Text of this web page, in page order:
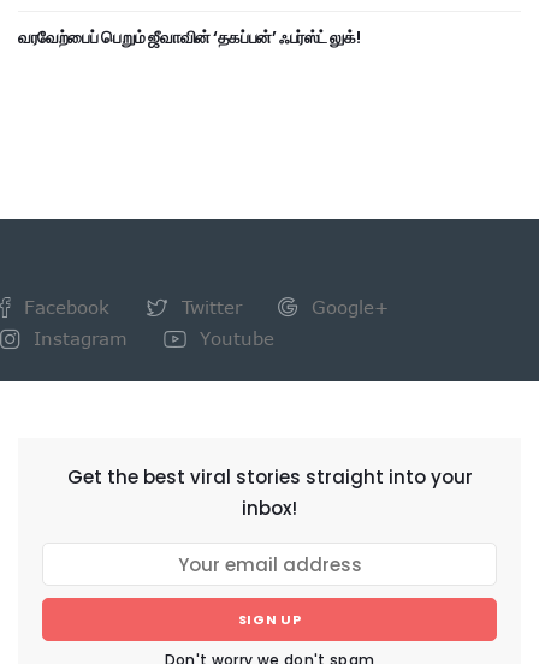
வரவேற்பைப் பெறும் ஜீவாவின் ‘தகப்பன்’ ஃபர்ஸ்ட் லுக்!
Facebook Twitter
Google+
Instagram
Youtube
Get the best viral stories straight into your
inbox!
SIGN UP